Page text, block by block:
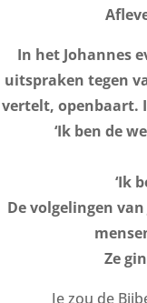
In het Johannes
uitspraken tegen
vertelt, openbaart.
‘Ik ben de
‘Ik
De volgelingen
Ze
Je zou de